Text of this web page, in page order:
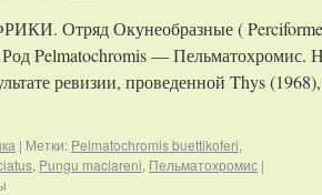
Отряд Окунеобразные (
Род Pelmatochromis — Пельматохромис.
ревизии, проведенной Thys
| Метки: Pelmatochromis buettikoferi,
, Pungu maclareni, Пельматохромис |